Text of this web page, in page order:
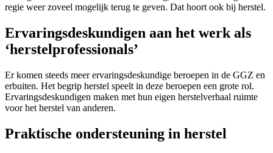
regie weer zoveel mogelijk terug te geven. Dat hoort ook bij herstel.
Ervaringsdeskundigen aan het werk als
‘herstelprofessionals’
Er komen steeds meer ervaringsdeskundige beroepen in de GGZ en
erbuiten. Het begrip herstel speelt in deze beroepen een grote rol.
Ervaringsdeskundigen maken met hun eigen herstelverhaal ruimte
voor het herstel van anderen.
Praktische ondersteuning in herstel